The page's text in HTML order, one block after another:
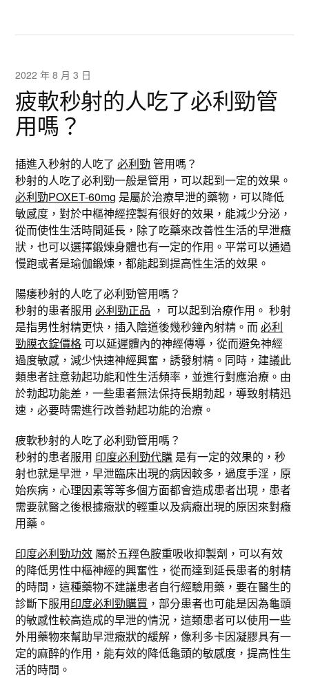
2022 年 8 月 3 日
疲軟秒射的人吃了必利勁管
用嗎？
插進入秒射的人吃了必利勁 管用嗎？
秒射的人吃了必利勁一般是管用，可以起到一定的效果。
必利勁POXET-60mg 是屬於治療早泄的藥物，可以降低
敏感度，對於中樞神經控製有很好的效果，能減少分泌，
從而使性生活時間延長，除了吃藥來改善性生活的早泄癥
狀，也可以選擇鍛煉身體也有一定的作用。平常可以通過
慢跑或者是瑜伽鍛煉，都能起到提高性生活的效果。
陽痿秒射的人吃了必利勁管用嗎？
秒射的患者服用必利勁正品 ， 可以起到治療作用。 秒射
是指男性射精更快，插入陰道後幾秒鐘內射精。而必利
勁膜衣錠價格可以延遲體內的神經傳導，從而避免神經
過度敏感，減少快速神經興奮，誘發射精。同時，建議此
類患者註意勃起功能和性生活頻率，並進行對應治療。由
於勃起功能差，一些患者無法保持長期勃起，導致射精迅
速，必要時需進行改善勃起功能的治療。
疲軟秒射的人吃了必利勁管用嗎？
秒射的患者服用 印度必利勁代購 是有一定的效果的，秒
射也就是早泄，早泄臨床出現的病因較多，過度手淫，原
始疾病，心理因素等等多個方面都會造成患者出現，患者
需要就醫之後根據癥狀的輕重以及病癥出現的原因來對癥
用藥。
印度必利勁功效 屬於五羥色胺重吸收抑製劑，可以有效
的降低男性中樞神經的興奮性，從而達到延長患者的射精
的時間，這種藥物不建議患者自行經驗用藥，要在醫生的
診斷下服用印度必利勁購買 ，部分患者也可能是因為龜頭
的敏感性較高造成的早泄的情況，這類患者可以使用一些
外用藥物來幫助早泄癥狀的緩解，像利多卡因凝膠具有一
定的麻醉的作用，能有效的降低龜頭的敏感度，提高性生
活的時間。